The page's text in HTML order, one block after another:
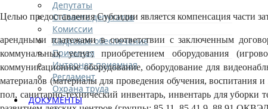
Депутаты
О Совете депутатов
Комиссии
Кадровое обеспечение
Приемная
Интернет-приемная
Регламент
Охрана труда
ДОКУМЕНТЫ
Целью предоставления Субсидии является компенсация части
арендными платежами в соответствии с заключенным
коммунальных услуг; приобретением оборудования
коммуникационное оборудование, оборудование для
материалов (материалы для проведения обучения,
пол, санитарно-технический инвентарь, инвентарь для уборки